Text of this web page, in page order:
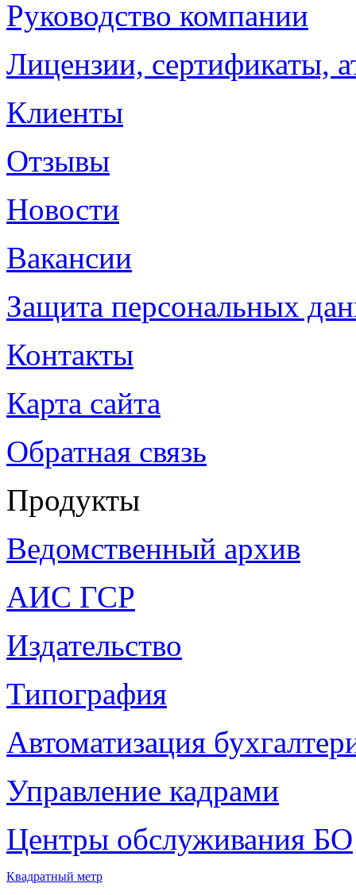
Руководство компании
Лицензии, сертификаты,
Клиенты
Отзывы
Новости
Вакансии
Защита персональных
Контакты
Карта сайта
Обратная связь
Продукты
Ведомственный архив
АИС ГСР
Издательство
Типография
Автоматизация
Управление кадрами
Центры обслуживания БО
Квадратный метр